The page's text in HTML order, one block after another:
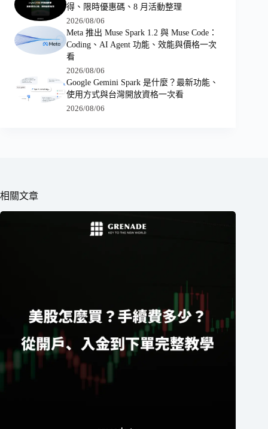
得、限時優惠碼、8 月活動整理
2026/08/06
Meta 推出 Muse Spark 1.2 與 Muse Code：
Coding、AI Agent 功能、效能與價格一次
看
2026/08/06
Google Gemini Spark 是什麼？最新功能、
使用方式與台灣開放資格一次看
2026/08/06
相關文章